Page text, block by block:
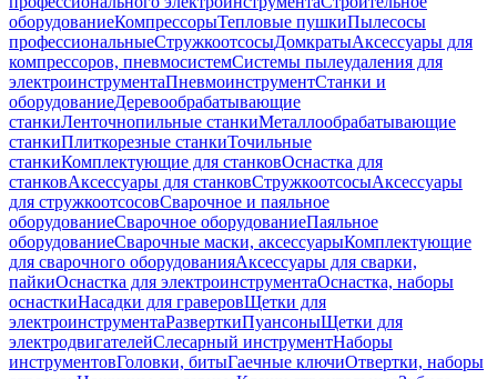
оборудованиеКомпрессорыТепловые пушкиПылесосы
профессиональныеСтружкоотсосыДомкратыАксессуары для
компрессоров, пневмосистемСистемы пылеудаления для
электроинструментаПневмоинструментСтанки и
оборудованиеДеревообрабатывающие
станкиЛенточнопильные станкиМеталлообрабатывающие
станкиПлиткорезные станкиТочильные
станкиКомплектующие для станковОснастка для
станковАксессуары для станковСтружкоотсосыАксессуары
для стружкоотсосовСварочное и паяльное
оборудованиеСварочное оборудованиеПаяльное
оборудованиеСварочные маски, аксессуарыКомплектующие
для сварочного оборудованияАксессуары для сварки,
пайкиОснастка для электроинструментаОснастка, наборы
оснасткиНасадки для граверовЩетки для
электроинструментаРазверткиПуансоныЩетки для
электродвигателейСлесарный инструментНаборы
инструментовГоловки, битыГаечные ключиОтвертки, наборы